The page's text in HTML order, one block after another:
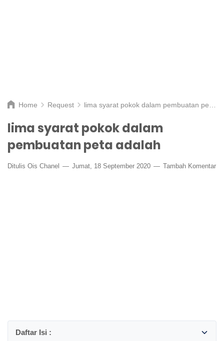
Home Request lima syarat pokok dalam pembuatan peta adalah
lima syarat pokok dalam
pembuatan peta adalah
Ditulis Ois Chanel Jumat, 18 September 2020 Tambah Komentar